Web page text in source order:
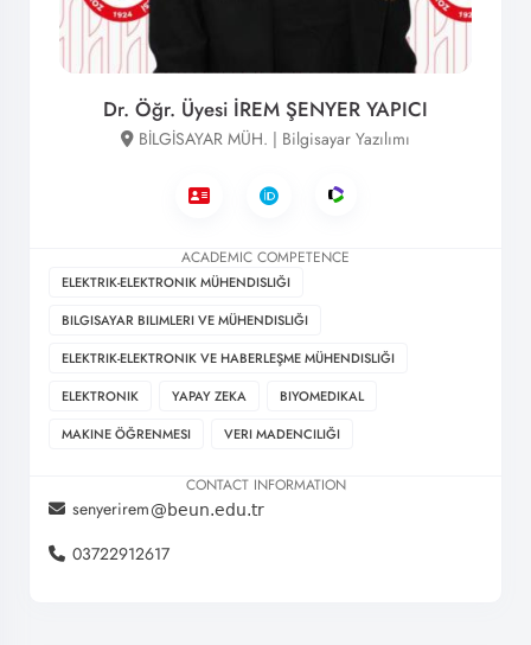
Dr. Öğr. Üyesi İREM ŞENYER YAPICI
BİLGİSAYAR MÜH. | Bilgisayar Yazılımı
ACADEMIC COMPETENCE
ELEKTRIK-ELEKTRONIK MÜHENDISLIĞI
BILGISAYAR BILIMLERI VE MÜHENDISLIĞI
ELEKTRIK-ELEKTRONIK VE HABERLEŞME MÜHENDISLIĞI
ELEKTRONIK
YAPAY ZEKA
BIYOMEDIKAL
MAKINE ÖĞRENMESI
VERI MADENCILIĞI
CONTACT INFORMATION
senyerirem
03722912617